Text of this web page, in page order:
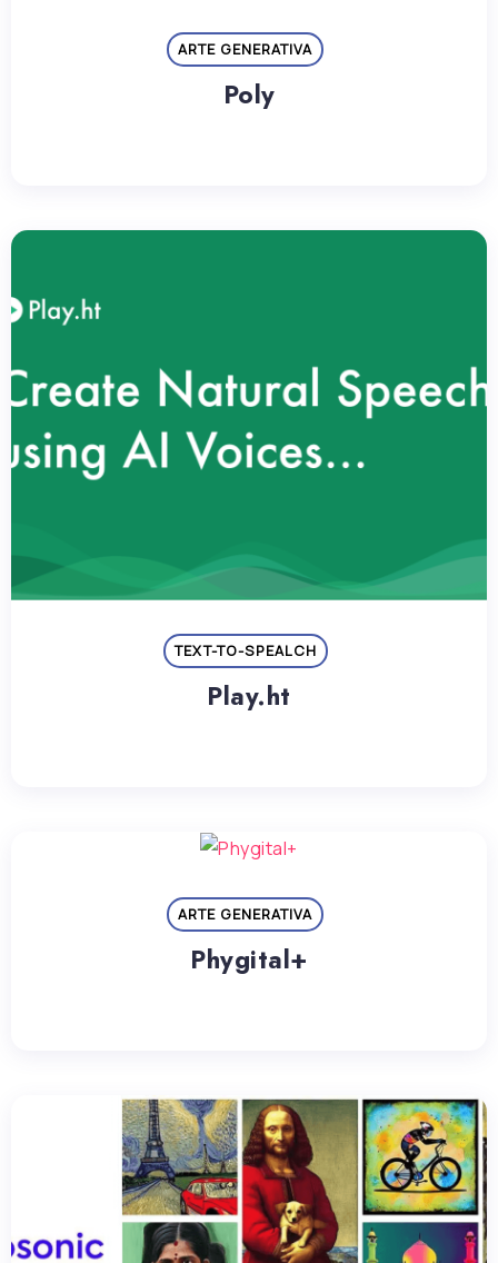
ARTE GENERATIVA
Poly
TEXT-TO-SPEALCH
Play.ht
ARTE GENERATIVA
Phygital+